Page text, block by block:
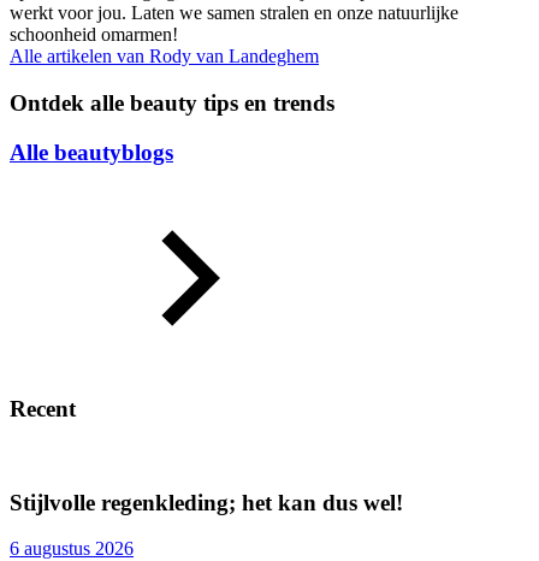
werkt voor jou. Laten we samen stralen en onze natuurlijke
schoonheid omarmen!
Alle artikelen van Rody van Landeghem
Ontdek alle beauty tips en trends
Alle beautyblogs
Recent
Stijlvolle regenkleding; het kan dus wel!
6 augustus 2026